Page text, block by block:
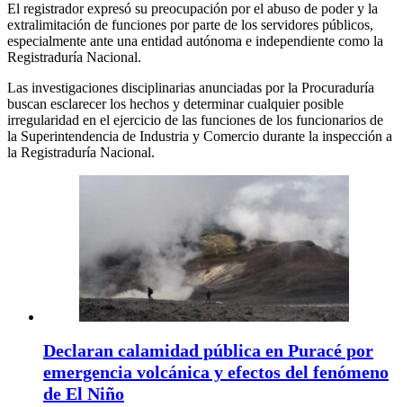
El registrador expresó su preocupación por el abuso de poder y la
extralimitación de funciones por parte de los servidores públicos,
especialmente ante una entidad autónoma e independiente como la
Registraduría Nacional.
Las investigaciones disciplinarias anunciadas por la Procuraduría
buscan esclarecer los hechos y determinar cualquier posible
irregularidad en el ejercicio de las funciones de los funcionarios de
la Superintendencia de Industria y Comercio durante la inspección a
la Registraduría Nacional.
Declaran calamidad pública en Puracé por
emergencia volcánica y efectos del fenómeno
de El Niño